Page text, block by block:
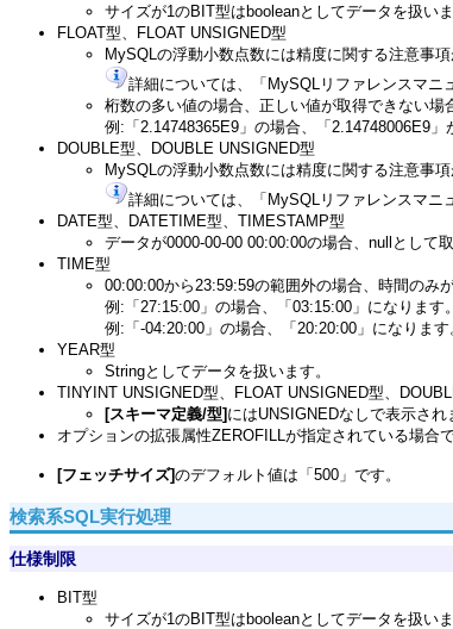
サイズが1のBIT型はbooleanとしてデータを扱い
FLOAT型、FLOAT UNSIGNED型
MySQLの浮動小数点数には精度に関する注意事項
詳細については、「MySQLリファレンスマニ
桁数の多い値の場合、正しい値が取得できない場
例:「2.14748365E9」の場合、「2.14748006E9」
DOUBLE型、DOUBLE UNSIGNED型
MySQLの浮動小数点数には精度に関する注意事項
詳細については、「MySQLリファレンスマニ
DATE型、DATETIME型、TIMESTAMP型
データが0000-00-00 00:00:00の場合、nullとして取
TIME型
00:00:00から23:59:59の範囲外の場合、時間のみ
例:「27:15:00」の場合、「03:15:00」になります。
例:「-04:20:00」の場合、「20:20:00」になります
YEAR型
Stringとしてデータを扱います。
TINYINT UNSIGNED型、FLOAT UNSIGNED型、
[スキーマ定義/型] にはUNSIGNEDなしで表示され
オプションの拡張属性ZEROFILLが指定されている場合
[フェッチサイズ]のデフォルト値は「500」です。
検索系SQL実行処理
仕様制限
BIT型
サイズが1のBIT型はbooleanとしてデータを扱い